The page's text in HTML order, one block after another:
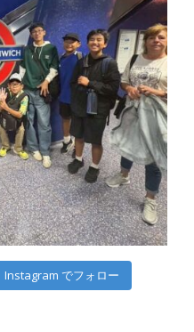
Instagram でフォロー